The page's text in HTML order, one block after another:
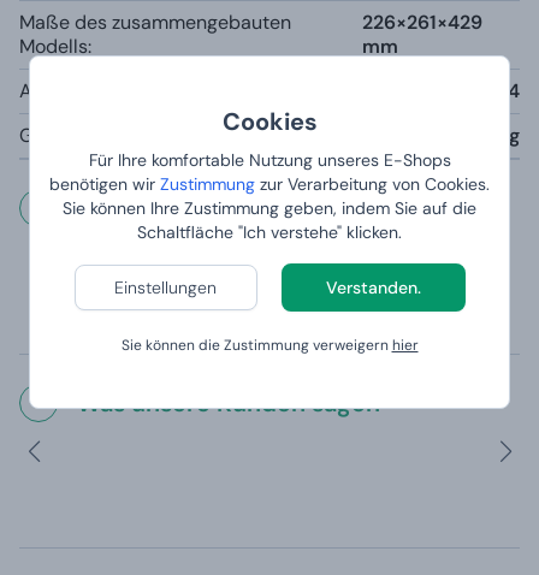
Cookies
Für Ihre komfortable Nutzung unseres E-Shops
benötigen wir Zustimmung zur Verarbeitung von Cookies.
Sie können Ihre Zustimmung geben, indem Sie auf die
Schaltfläche "Ich verstehe" klicken.
Einstellungen Verstanden.
Sie können die Zustimmung verweigernhier
Maße des zusammengebauten
Modells:
226×261×429
mm
Anzahl der Teile:
424
Gewicht des zusammengebauten Modells:
1000 g
Wichtige Informationen
Stilvoller Retro-Plattenspieler aus Holz ist nicht nur eine
schöne Dekoration, sondern auch ein praktischer
Was unsere Kunden sagen